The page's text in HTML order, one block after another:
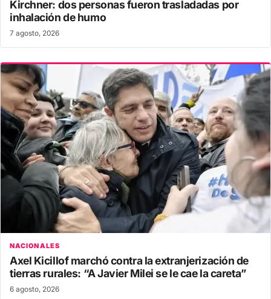
Kirchner: dos personas fueron trasladadas por
inhalación de humo
7 agosto, 2026
NACIONALES
Axel Kicillof marchó contra la extranjerización de
tierras rurales: “A Javier Milei se le cae la careta”
6 agosto, 2026